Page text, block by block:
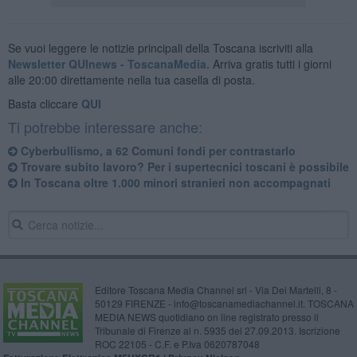
Se vuoi leggere le notizie principali della Toscana iscriviti alla
Newsletter QUInews - ToscanaMedia. Arriva gratis tutti i giorni
alle 20:00 direttamente nella tua casella di posta.
Basta cliccare QUI
Ti potrebbe interessare anche:
Cyberbullismo, a 62 Comuni fondi per contrastarlo
Trovare subito lavoro? Per i supertecnici toscani è possibile
In Toscana oltre 1.000 minori stranieri non accompagnati
Editore Toscana Media Channel srl - Via Dei Martelli, 8 -
50129 FIRENZE - info@toscanamediachannel.it. TOSCANA
MEDIA NEWS quotidiano on line registrato presso il
Tribunale di Firenze al n. 5935 del 27.09.2013. Iscrizione
ROC 22105 - C.F. e P.Iva 0620787048